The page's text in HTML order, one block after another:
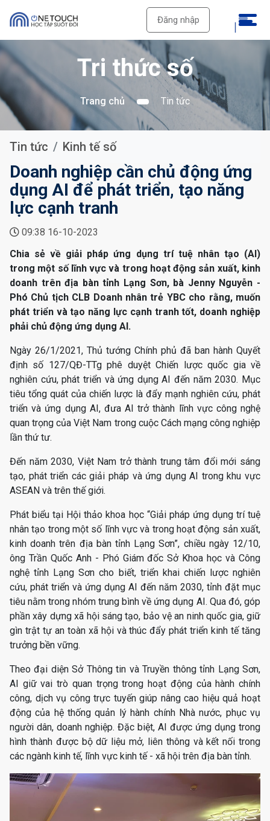
Đăng nhập
Tri thức số
Trang chủ Tin tức
Tin tức Kinh tế số
Doanh nghiệp cần chủ động ứng
dụng AI để phát triển, tạo năng
lực cạnh tranh
09:38 16-10-2023
Chia sẻ về giải pháp ứng dụng trí tuệ nhân tạo (AI)
trong một số lĩnh vực và trong hoạt động sản xuất, kinh
doanh trên địa bàn tỉnh Lạng Sơn, bà Jenny Nguyễn -
Phó Chủ tịch CLB Doanh nhân trẻ YBC cho rằng, muốn
phát triển và tạo năng lực cạnh tranh tốt, doanh nghiệp
phải chủ động ứng dụng AI.
Ngày 26/1/2021, Thủ tướng Chính phủ đã ban hành Quyết
định số 127/QĐ-TTg phê duyệt Chiến lược quốc gia về
nghiên cứu, phát triển và ứng dụng AI đến năm 2030. Mục
tiêu tổng quát của chiến lược là đẩy mạnh nghiên cứu, phát
triển và ứng dụng AI, đưa AI trở thành lĩnh vực công nghệ
quan trọng của Việt Nam trong cuộc Cách mạng công nghiệp
lần thứ tư.
Đến năm 2030, Việt Nam trở thành trung tâm đổi mới sáng
tạo, phát triển các giải pháp và ứng dụng AI trong khu vực
ASEAN và trên thế giới.
Phát biểu tại Hội thảo khoa học “Giải pháp ứng dụng trí tuệ
nhân tạo trong một số lĩnh vực và trong hoạt động sản xuất,
kinh doanh trên địa bàn tỉnh Lạng Sơn”, chiều ngày 12/10,
ông Trần Quốc Anh - Phó Giám đốc Sở Khoa học và Công
nghệ tỉnh Lạng Sơn cho biết, triển khai chiến lược nghiên
cứu, phát triển và ứng dụng AI đến năm 2030, tỉnh đặt mục
tiêu nằm trong nhóm trung bình về ứng dụng AI. Qua đó, góp
phần xây dựng xã hội sáng tạo, bảo vệ an ninh quốc gia, giữ
gìn trật tự an toàn xã hội và thúc đẩy phát triển kinh tế tăng
trưởng bền vững.
Theo đại diện Sở Thông tin và Truyền thông tỉnh Lạng Sơn,
AI giữ vai trò quan trọng trong hoạt động của hành chính
công, dịch vụ công trực tuyến giúp nâng cao hiệu quả hoạt
động của hệ thống quản lý hành chính Nhà nước, phục vụ
người dân, doanh nghiệp. Đặc biệt, AI được ứng dụng trong
hình thành được bộ dữ liệu mở, liên thông và kết nối trong
các ngành kinh tế, lĩnh vực kinh tế - xã hội trên địa bàn tỉnh.